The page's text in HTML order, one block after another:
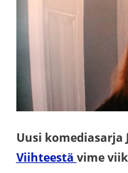
Uusi
Viihteestä vime